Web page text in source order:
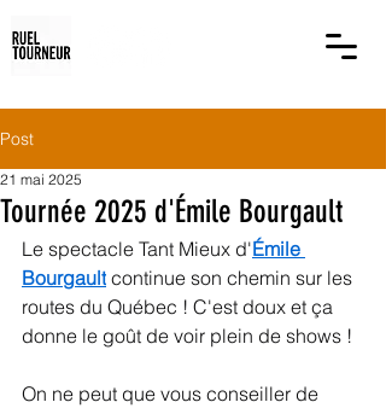
Post
Tournée 2025 d'Émile Bourgault
21 mai 2025
Le spectacle Tant Mieux d'Émile
Bourgault continue son chemin sur les
routes du Québec ! C'est doux et ça
donne le goût de voir plein de shows !
On ne peut que vous conseiller de